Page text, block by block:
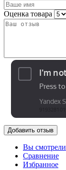
Оценка товара
Добавить отзыв
Вы смотрели
Сравнение
Избранное